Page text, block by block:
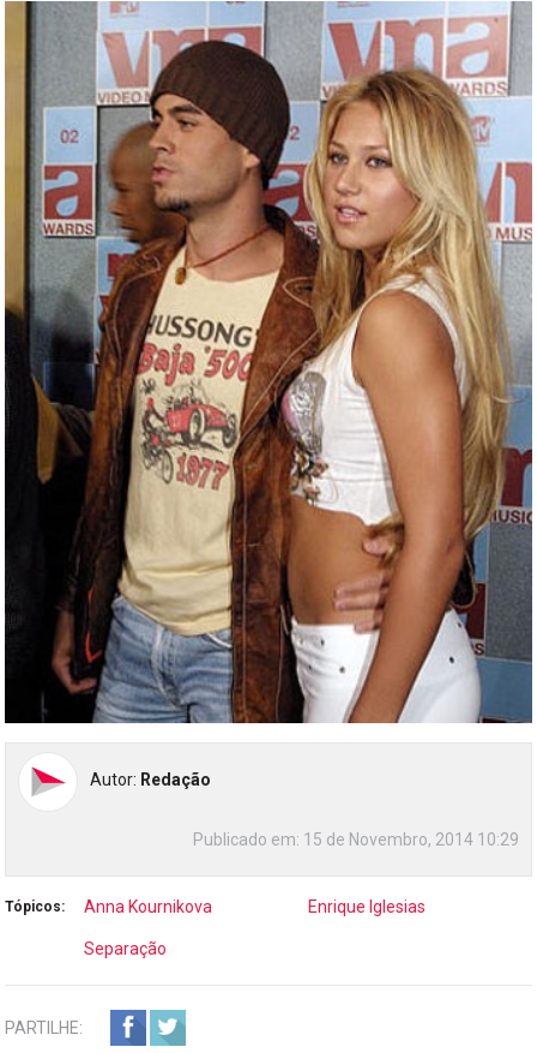
Autor: Redação
Publicado em: 15 de Novembro, 2014 10:29
Tópicos: Anna Kournikova Enrique Iglesias
Separação
PARTILHE: